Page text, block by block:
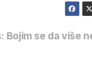
Bojim se da više